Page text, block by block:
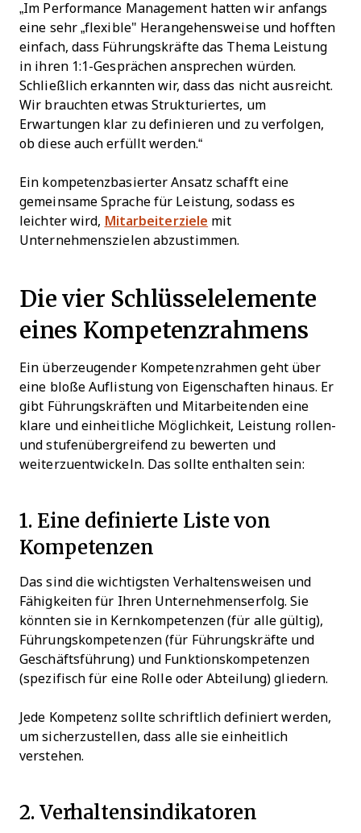
„Im Performance Management hatten wir anfangs
eine sehr „flexible" Herangehensweise und hofften
einfach, dass Führungskräfte das Thema Leistung
in ihren 1:1-Gesprächen ansprechen würden.
Schließlich erkannten wir, dass das nicht ausreicht.
Wir brauchten etwas Strukturiertes, um
Erwartungen klar zu definieren und zu verfolgen,
ob diese auch erfüllt werden.“
Ein kompetenzbasierter Ansatz schafft eine
gemeinsame Sprache für Leistung, sodass es
leichter wird, Mitarbeiterziele mit
Unternehmenszielen abzustimmen.
Die vier Schlüsselelemente
eines Kompetenzrahmens
Ein überzeugender Kompetenzrahmen geht über
eine bloße Auflistung von Eigenschaften hinaus. Er
gibt Führungskräften und Mitarbeitenden eine
klare und einheitliche Möglichkeit, Leistung rollen-
und stufenübergreifend zu bewerten und
weiterzuentwickeln. Das sollte enthalten sein:
1. Eine definierte Liste von
Kompetenzen
Das sind die wichtigsten Verhaltensweisen und
Fähigkeiten für Ihren Unternehmenserfolg. Sie
könnten sie in Kernkompetenzen (für alle gültig),
Führungskompetenzen (für Führungskräfte und
Geschäftsführung) und Funktionskompetenzen
(spezifisch für eine Rolle oder Abteilung) gliedern.
Jede Kompetenz sollte schriftlich definiert werden,
um sicherzustellen, dass alle sie einheitlich
verstehen.
2. Verhaltensindikatoren